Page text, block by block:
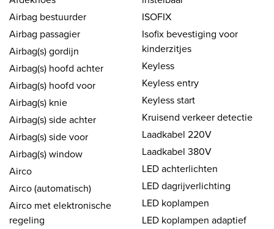
Airbag bestuurder
Airbag passagier
Airbag(s) gordijn
Airbag(s) hoofd achter
Airbag(s) hoofd voor
Airbag(s) knie
Airbag(s) side achter
Airbag(s) side voor
Airbag(s) window
Airco
Airco (automatisch)
Airco met elektronische
regeling
ISOFIX
Isofix bevestiging voor
kinderzitjes
Keyless
Keyless entry
Keyless start
Kruisend verkeer detectie
Laadkabel 220V
Laadkabel 380V
LED achterlichten
LED dagrijverlichting
LED koplampen
LED koplampen adaptief